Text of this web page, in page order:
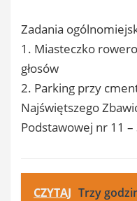
Zadania
1. Miasteczko
głosów
2. Parking przy
Najświętszego
Podstawowej nr 11 –
CZYTAJ Trzy